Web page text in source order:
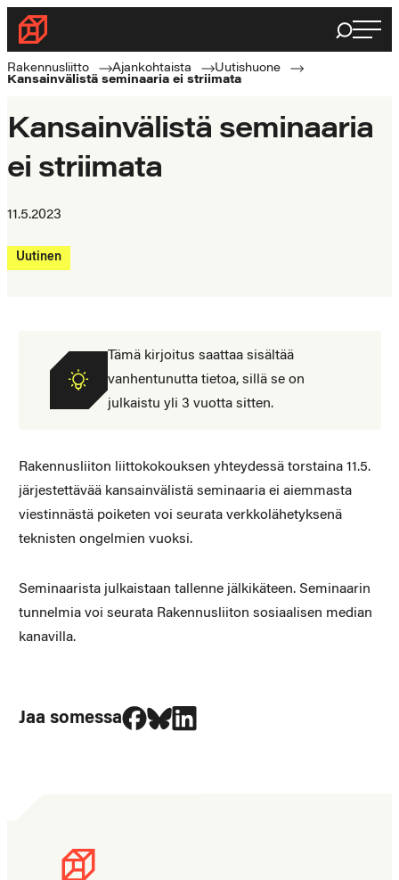
Siirry
suoraan
sisältöön
Rakennusliitto
Rakennusalan
ammattilaisten
Haku
Rakennusliitto Ajankohtaista
Uutishuone
Kansainvälistä seminaaria ei striimata
Kansainvälistä seminaaria
ei striimata
11.5.2023
Uutinen
Tämä kirjoitus saattaa sisältää
vanhentunutta tietoa, sillä se on
julkaistu yli 3 vuotta sitten.
Rakennusliiton liittokokouksen yhteydessä torstaina 11.5.
järjestettävää kansainvälistä seminaaria ei aiemmasta
viestinnästä poiketen voi seurata verkkolähetyksenä
teknisten ongelmien vuoksi.
Seminaarista julkaistaan tallenne jälkikäteen. Seminaarin
tunnelmia voi seurata Rakennusliiton sosiaalisen median
kanavilla.
Jaa somessa
Jaa Facebookissa
Jaa Blueskyssa
Jaa LinkedIn:ssä